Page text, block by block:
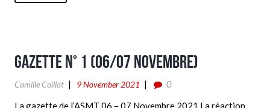
Gazette n° 1 (06/07 Novembre)
Camille Caillat 9 November 2021
0
La gazette de l’ASMT 06 – 07 Novembre 2021 La réaction